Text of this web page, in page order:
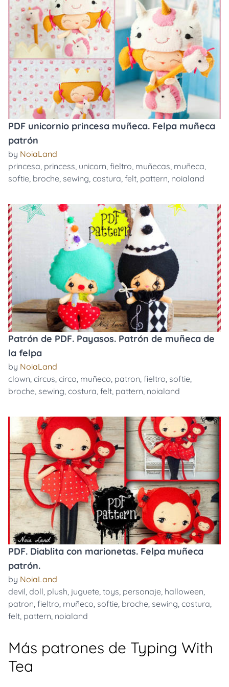
PDF unicornio princesa muñeca. Felpa muñeca
patrón
by NoiaLand
princesa, princess, unicorn, fieltro, muñecas, muñeca,
softie, broche, sewing, costura, felt, pattern, noialand
Patrón de PDF. Payasos. Patrón de muñeca de
la felpa
by NoiaLand
clown, circus, circo, muñeco, patron, fieltro, softie,
broche, sewing, costura, felt, pattern, noialand
PDF. Diablita con marionetas. Felpa muñeca
patrón.
by NoiaLand
devil, doll, plush, juguete, toys, personaje, halloween,
patron, fieltro, muñeco, softie, broche, sewing, costura,
felt, pattern, noialand
Más patrones de Typing With
Tea